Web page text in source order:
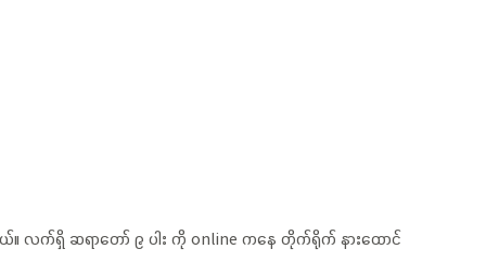
။ လက်ရှိ ဆရာတော် ၉ ပါး ကို online ကနေ တိုက်ရိုက် နားထောင်